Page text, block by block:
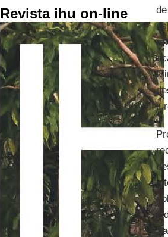
Revista ihu on-line